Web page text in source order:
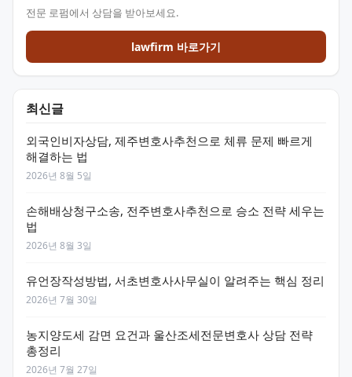
전문 로펌에서 상담을 받아보세요.
lawfirm 바로가기
최신글
외국인비자상담, 제주변호사추천으로 체류 문제 빠르게
해결하는 법
2026년 8월 5일
손해배상청구소송, 전주변호사추천으로 승소 전략 세우는
법
2026년 8월 3일
유언장작성방법, 서초변호사사무실이 알려주는 핵심 정리
2026년 7월 30일
농지양도세 감면 요건과 울산조세전문변호사 상담 전략
총정리
2026년 7월 27일